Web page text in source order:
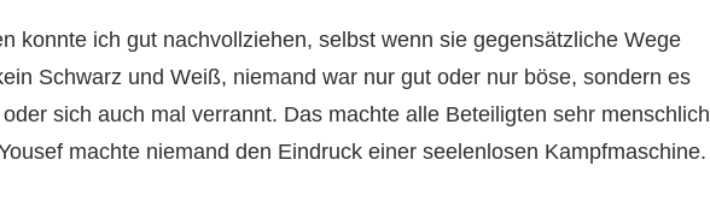
konnte ich gut nachvollziehen, selbst wenn sie gegensätzliche Wege
Schwarz und Weiß, niemand war nur gut oder nur böse, sondern es
sich auch mal verrannt. Das machte alle Beteiligten sehr menschlich
machte niemand den Eindruck einer seelenlosen Kampfmaschine.